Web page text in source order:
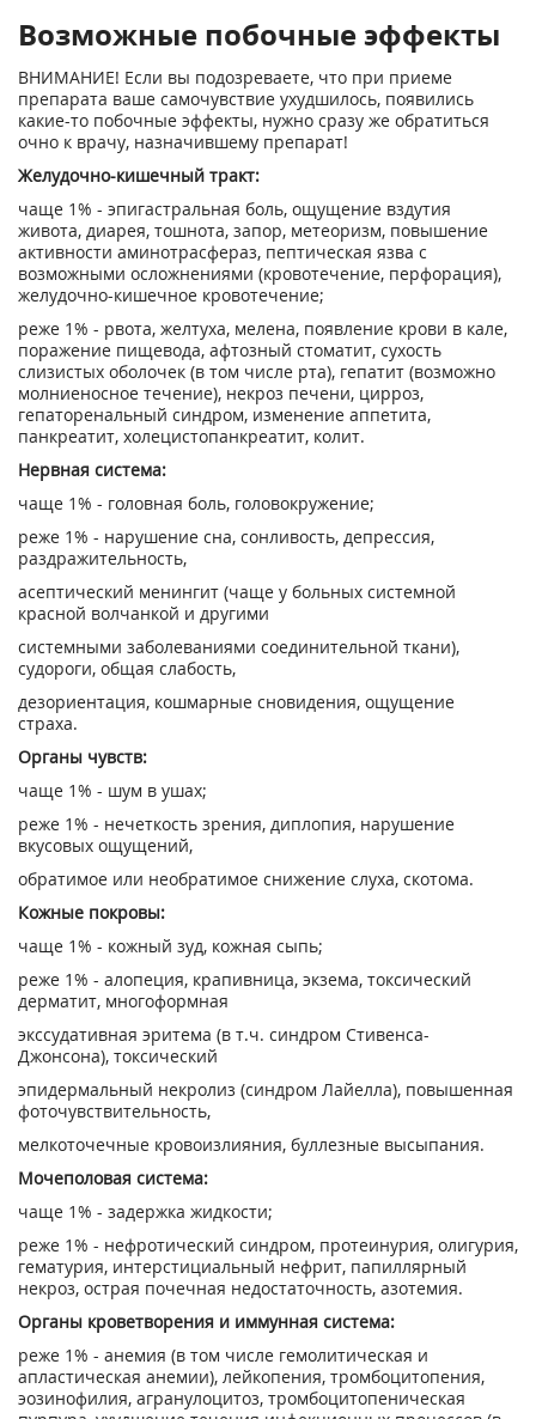
Возможные побочные эффекты
ВНИМАНИЕ! Если вы подозреваете, что при приеме
препарата ваше самочувствие ухудшилось, появились
какие-то побочные эффекты, нужно сразу же обратиться
очно к врачу, назначившему препарат!
Желудочно-кишечный тракт:
чаще 1% - эпигастральная боль, ощущение вздутия
живота, диарея, тошнота, запор, метеоризм, повышение
активности аминотрасфераз, пептическая язва с
возможными осложнениями (кровотечение, перфорация),
желудочно-кишечное кровотечение;
реже 1% - рвота, желтуха, мелена, появление крови в кале,
поражение пищевода, афтозный стоматит, сухость
слизистых оболочек (в том числе рта), гепатит (возможно
молниеносное течение), некроз печени, цирроз,
гепаторенальный синдром, изменение аппетита,
панкреатит, холецистопанкреатит, колит.
Нервная система:
чаще 1% - головная боль, головокружение;
реже 1% - нарушение сна, сонливость, депрессия,
раздражительность,
асептический менингит (чаще у больных системной
красной волчанкой и другими
системными заболеваниями соединительной ткани),
судороги, общая слабость,
дезориентация, кошмарные сновидения, ощущение
страха.
Органы чувств:
чаще 1% - шум в ушах;
реже 1% - нечеткость зрения, диплопия, нарушение
вкусовых ощущений,
обратимое или необратимое снижение слуха, скотома.
Кожные покровы:
чаще 1% - кожный зуд, кожная сыпь;
реже 1% - алопеция, крапивница, экзема, токсический
дерматит, многоформная
экссудативная эритема (в т.ч. синдром Стивенса-
Джонсона), токсический
эпидермальный некролиз (синдром Лайелла), повышенная
фоточувствительность,
мелкоточечные кровоизлияния, буллезные высыпания.
Мочеполовая система:
чаще 1% - задержка жидкости;
реже 1% - нефротический синдром, протеинурия, олигурия,
гематурия, интерстициальный нефрит, папиллярный
некроз, острая почечная недостаточность, азотемия.
Органы кроветворения и иммунная система:
реже 1% - анемия (в том числе гемолитическая и
апластическая анемии), лейкопения, тромбоцитопения,
эозинофилия, агранулоцитоз, тромбоцитопеническая